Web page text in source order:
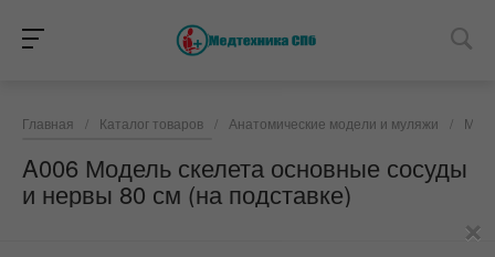
Главная / Каталог товаров / Анатомические модели и муляжи /
A006 Модель скелета основные сосуды
и нервы 80 см (на подставке)
×